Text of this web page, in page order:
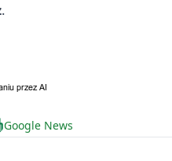
.
Google News